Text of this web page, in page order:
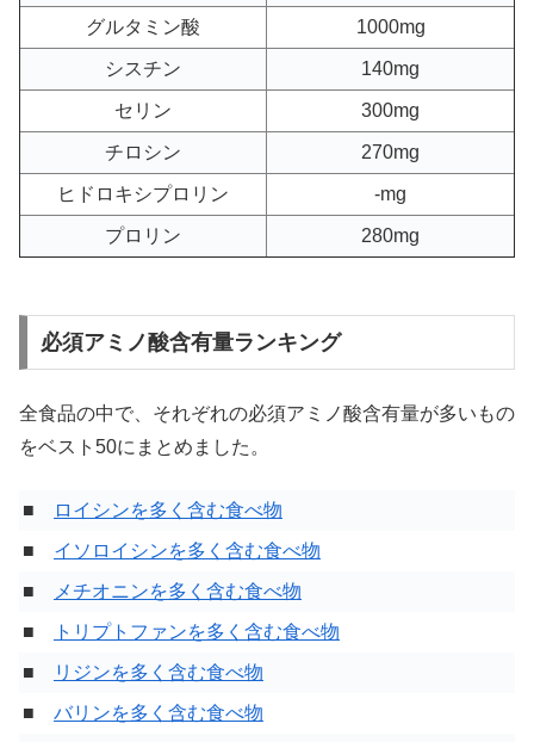
グルタミン酸 1000mg
シスチン 140mg
セリン 300mg
チロシン 270mg
ヒドロキシプロリン -mg
プロリン 280mg
必須アミノ酸含有量ランキング
全食品の中で、それぞれの必須アミノ酸含有量が多いもの
をベスト50にまとめました。
■
ロイシンを多く含む食べ物
■ イソロイシンを多く含む食べ物
■
メチオニンを多く含む食べ物
■
トリプトファンを多く含む食べ物
■
リジンを多く含む食べ物
■ バリンを多く含む食べ物